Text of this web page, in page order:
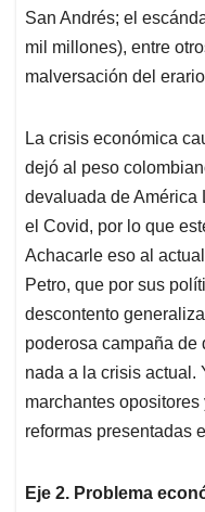
San Andrés; el
mil millones), entre
malversación del
La crisis económica
dejó al peso
devaluada de América
el Covid, por lo que
Achacarle eso al
Petro, que por sus
descontento
poderosa campaña de
nada a la crisis actual.
marchantes
reformas presentadas
Eje 2. Problema